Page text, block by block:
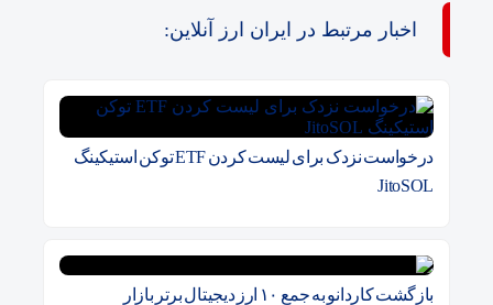
اخبار مرتبط در ایران ارز آنلاین:
درخواست نزدک برای لیست کردن ETF توکن استیکینگ
JitoSOL
بازگشت کاردانو به جمع ۱۰ ارز دیجیتال برتر بازار